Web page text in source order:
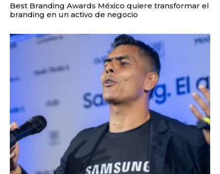
Best Branding Awards México quiere transformar el
branding en un activo de negocio